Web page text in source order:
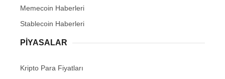
Memecoin Haberleri
Stablecoin Haberleri
PIYASALAR
Kripto Para Fiyatları